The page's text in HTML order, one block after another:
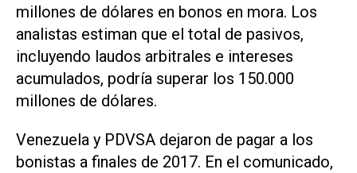
millones de dólares en ‌bonos en mora. Los
analistas estiman ‌que el total de pasivos,
incluyendo laudos arbitrales e intereses
acumulados, ⁠podría superar los 150.000
millones de dólares.
Venezuela y PDVSA dejaron de pagar a los
bonistas a finales de 2017. En el comunicado,